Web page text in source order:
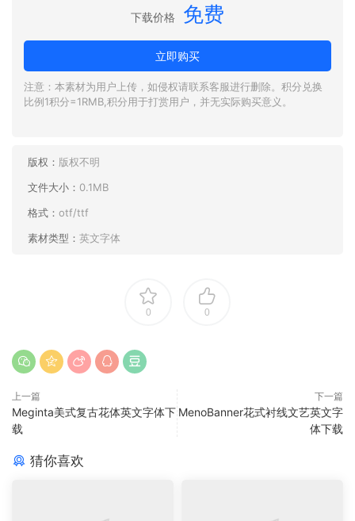
下载价格 免费
立即购买
注意：本素材为用户上传，如侵权请联系客服进行删除。积分兑换
比例1积分=1RMB,积分用于打赏用户，并无实际购买意义。
版权： 版权不明
文件大小： 0.1MB
格式： otf/ttf
素材类型： 英文字体
0 0
上一篇
Meginta美式复古花体英文字体下
载
下一篇
MenoBanner花式衬线文艺英文字
体下载
猜你喜欢